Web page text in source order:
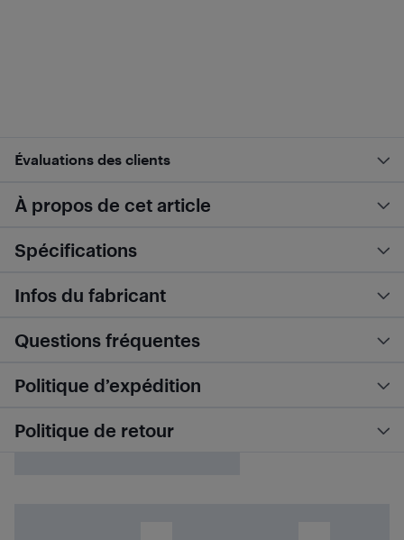
Évaluations des clients
À propos de cet article
Spécifications
Infos du fabricant
Questions fréquentes
Politique d’expédition
Politique de retour